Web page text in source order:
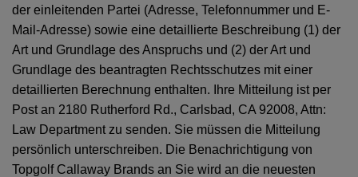
der einleitenden Partei (Adresse, Telefonnummer und E-
Mail-Adresse) sowie eine detaillierte Beschreibung (1) der
Art und Grundlage des Anspruchs und (2) der Art und
Grundlage des beantragten Rechtsschutzes mit einer
detaillierten Berechnung enthalten. Ihre Mitteilung ist per
Post an 2180 Rutherford Rd., Carlsbad, CA 92008, Attn:
Law Department zu senden. Sie müssen die Mitteilung
persönlich unterschreiben. Die Benachrichtigung von
Topgolf Callaway Brands an Sie wird an die neuesten